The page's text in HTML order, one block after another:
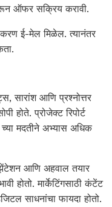
ऑफर सक्रिय करावी.
ई-मेल मिळेल. त्यानंतर
सारांश आणि प्रश्नोत्तर
होते. प्रोजेक्ट रिपोर्ट
मदतीने अभ्यास अधिक
आणि अहवाल तयार
होतो. मार्केटिंगसाठी कंटेंट
साधनांचा फायदा होतो.